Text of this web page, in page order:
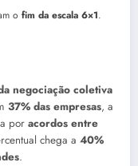
o fim da escala 6×1.
negociação coletiva
37% das empresas, a
por acordos entre
chega a 40%
.